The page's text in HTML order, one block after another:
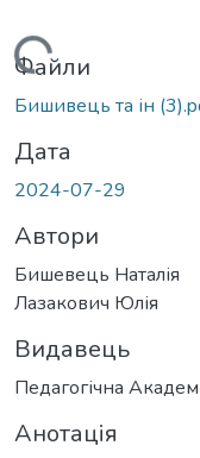
Файли
Бишивець та ін
Дата
2024-07-29
Автори
Бишевець Наталія
Лазакович Юлія
Видавець
Педагогічна
Анотація